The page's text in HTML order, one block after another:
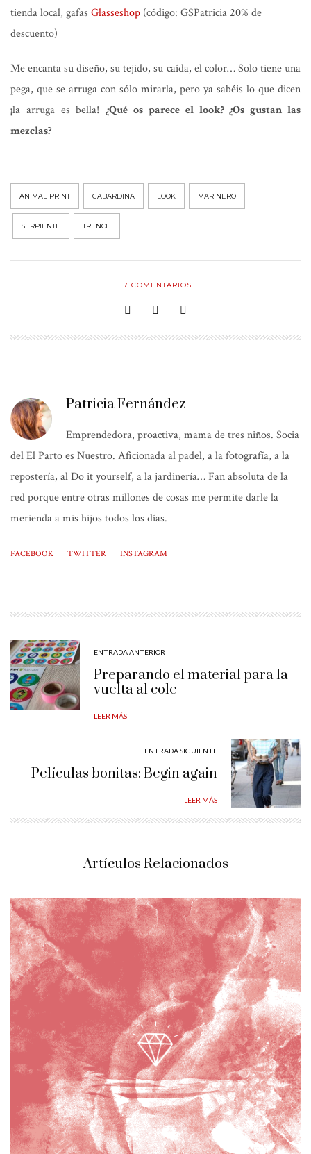
tienda local, gafas Glasseshop (código: GSPatricia 20% de
descuento)
Me encanta su diseño, su tejido, su caída, el color… Solo tiene una
pega, que se arruga con sólo mirarla, pero ya sabéis lo que dicen
¡la arruga es bella!¿Qué os parece el look? ¿Os gustan las
mezclas?
ANIMAL PRINT GABARDINA LOOK MARINERO
SERPIENTE TRENCH
7 COMENTARIOS
Patricia Fernández
Emprendedora, proactiva, mama de tres niños. Socia
del El Parto es Nuestro. Aficionada al padel, a la fotografía, a la
repostería, al Do it yourself, a la jardinería… Fan absoluta de la
red porque entre otras millones de cosas me permite darle la
merienda a mis hijos todos los días.
FACEBOOK TWITTER INSTAGRAM
ENTRADA ANTERIOR
Preparando el material para la
vuelta al cole
LEER MÁS
ENTRADA SIGUIENTE
Películas bonitas: Begin again
LEER MÁS
Artículos Relacionados